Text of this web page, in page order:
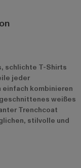
schlichte T-Shirts
jeder
einfach kombinieren
weißes
Trenchcoat
stilvolle und